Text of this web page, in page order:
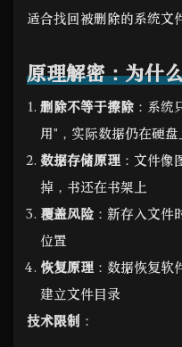
适合找回被删除的系统文
原理解密：为什
删除不等于擦除 ：系统
用"，实际数据仍在硬盘
数据存储原理 ：文件像
掉，书还在书架上
覆盖风险 ：新存入文件
位置
恢复原理 ：数据恢复软
建立文件目录
技术限制 ：